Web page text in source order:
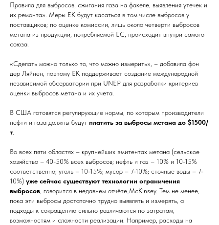
Правила для выбросов, сжигания газа на факеле, выявления утечек и
их ремонта». Меры ЕК будут касаться в том числе выбросов у
поставщиков; по оценке комиссии, лишь около четверти выбросов
метана из продукции, потребляемой ЕС, происходит внутри самого
союза.
«Сделать можно только то, что можно измерить», – добавила фон
дер Ляйнен, поэтому ЕК поддерживает создание международной
независимой обсерватории при UNEP для разработки критериев
оценки выбросов метана и их учета.
В США готовятся регулирующие нормы, по которым производители
нефти и газа должны будут платить за выбросы метана до $1500/
т.
Во всех пяти областях – крупнейших эмитентах метана (сельское
хозяйство – 40-50% всех выбросов; нефть и газ – 10% и 10-15%
соответственно; уголь – 10-15%; мусор – 7-10%; сточные воды – 7-
10%) уже сейчас существуют технологии ограничения
выбросов, говорится в недавнем отчёте McKinsey. Тем не менее,
пока эти выбросы достаточно трудно выявлять и измерять, а
подходы к сокращению сильно различаются по затратам,
возможностям и сложности реализации. Например, расходы на